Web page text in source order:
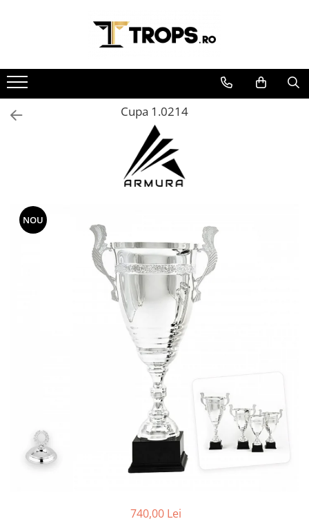
Sporturi
Arte Martiale
Atletism
Fotbal
Alte ramuri sportive
Cupe
Cupa 1.0214
NOU
740,00 Lei